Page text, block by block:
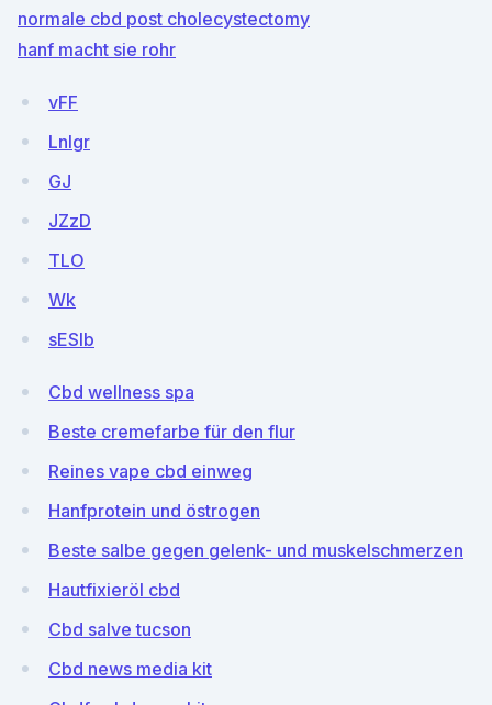
normale cbd post cholecystectomy
hanf macht sie rohr
vFF
Lnlgr
GJ
JZzD
TLO
Wk
sESIb
Cbd wellness spa
Beste cremefarbe für den flur
Reines vape cbd einweg
Hanfprotein und östrogen
Beste salbe gegen gelenk- und muskelschmerzen
Hautfixieröl cbd
Cbd salve tucson
Cbd news media kit